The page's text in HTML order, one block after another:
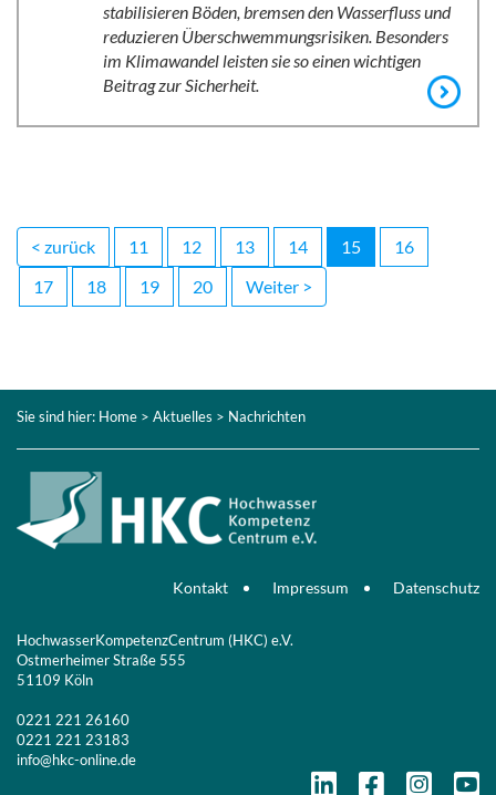
stabilisieren Böden, bremsen den Wasserfluss und
reduzieren Überschwemmungsrisiken. Besonders
im Klimawandel leisten sie so einen wichtigen
Beitrag zur Sicherheit.
< zurück 11 12 13 14 15
16
17
18 19 20 Weiter >
Sie sind hier: Home > Aktuelles > Nachrichten
Kontakt Impressum Datenschutz
HochwasserKompetenzCentrum (HKC) e.V.
Ostmerheimer Straße 555
51109 Köln
0221 221 26160
0221 221 23183
info@hkc-online.de